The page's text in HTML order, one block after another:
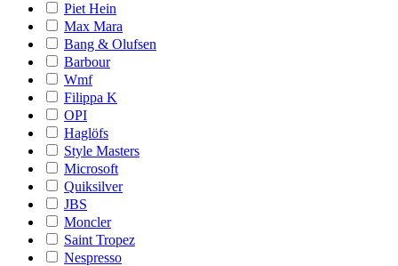
Piet Hein
Max Mara
Bang & Olufsen
Barbour
Wmf
Filippa K
OPI
Haglöfs
Style Masters
Microsoft
Quiksilver
JBS
Moncler
Saint Tropez
Nespresso